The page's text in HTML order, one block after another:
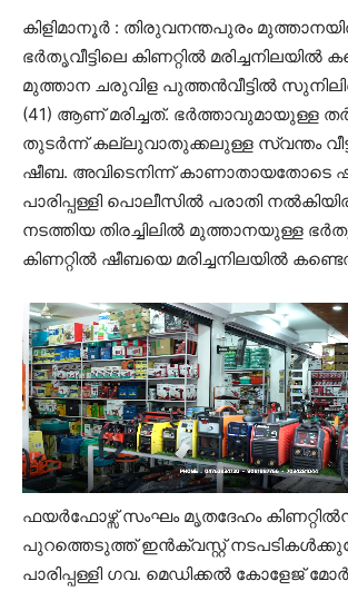
കിളിമാനൂർ : തിരുവനന്തപുരം
ഭർതൃവീട്ടിലെ കിണറ്റിൽ മരിച്ചനിലയിൽ
മുത്താന ചരുവിള പുത്തൻവീട്ടിൽ
(41) ആണ് മരിച്ചത്. ഭർത്താവുമായുള്ള
തുടർന്ന് കല്ലുവാതുക്കലുള്ള സ്വന്തം
ഷീബ. അവിടെനിന്ന് കാണാതായതോടെ
പാരിപ്പള്ളി പൊലീസിൽ പരാതി
നടത്തിയ തിരച്ചിലിൽ മുത്താനയുള്ള
കിണറ്റിൽ ഷീബയെ മരിച്ചനിലയിൽ
ഫയർഫോഴ്സ് സംഘം മൃതദേഹം
പുറത്തെടുത്ത് ഇൻക്വസ്റ്റ്
പാരിപ്പള്ളി ഗവ. മെഡിക്കൽ കോളേജ്